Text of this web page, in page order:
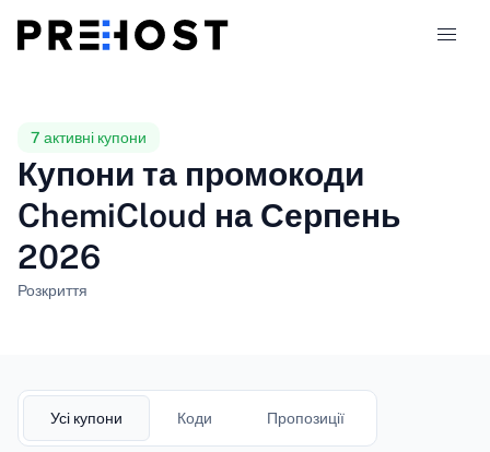
Порівняння
Купони 319
7 активні купони
Купони та промокоди
ChemiCloud на Серпень
2026
Розкриття
Усі купони Коди Пропозиції